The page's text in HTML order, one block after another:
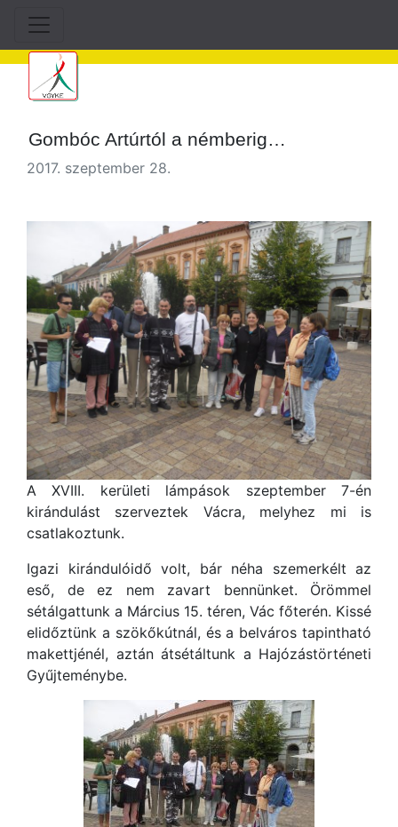
Gombóc Artúrtól a némberig…
2017. szeptember 28.
A XVIII. kerületi lámpások szeptember 7-én
kirándulást szerveztek Vácra, melyhez mi is
csatlakoztunk.
Igazi kirándulóidő volt, bár néha szemerkélt az
eső, de ez nem zavart bennünket. Örömmel
sétálgattunk a Március 15. téren, Vác főterén. Kissé
elidőztünk a szökőkútnál, és a belváros tapintható
makettjénél, aztán átsétáltunk a Hajózástörténeti
Gyűjteménybe.